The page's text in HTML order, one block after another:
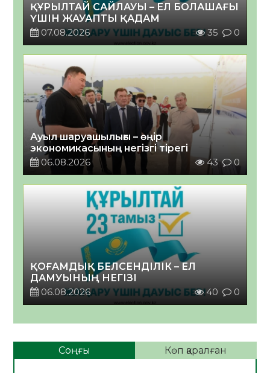
ҚҰРЫЛТАЙ САЙЛАУЫ – ЕЛ БОЛАШАҒЫ
ҮШІН ЖАУАПТЫ ҚАДАМ
07.08.2026
35 0
Ауыл шаруашылығы – өңір
экономикасының негізгі тірегі
06.08.2026
43 0
ҚОҒАМДЫҚ БЕЛСЕНДІЛІК – ЕЛ
ДАМУЫНЫҢ НЕГІЗІ
06.08.2026
40 0
Соңғы Көп қаралған